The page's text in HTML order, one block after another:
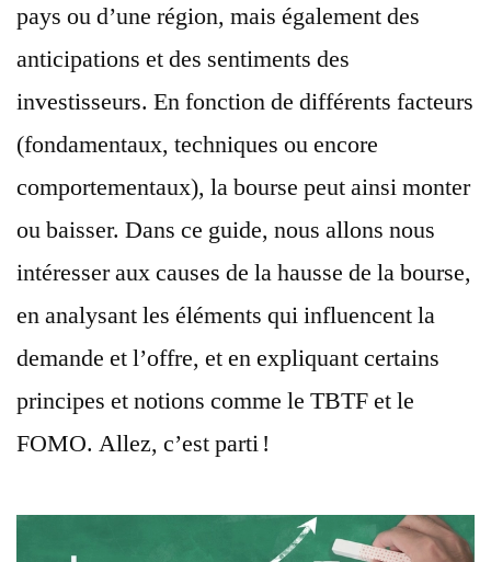
pays ou d’une région, mais également des
anticipations et des sentiments des
investisseurs. En fonction de différents facteurs
(fondamentaux, techniques ou encore
comportementaux), la bourse peut ainsi monter
ou baisser. Dans ce guide, nous allons nous
intéresser aux causes de la hausse de la bourse,
en analysant les éléments qui influencent la
demande et l’offre, et en expliquant certains
principes et notions comme le TBTF et le
FOMO. Allez, c’est parti !